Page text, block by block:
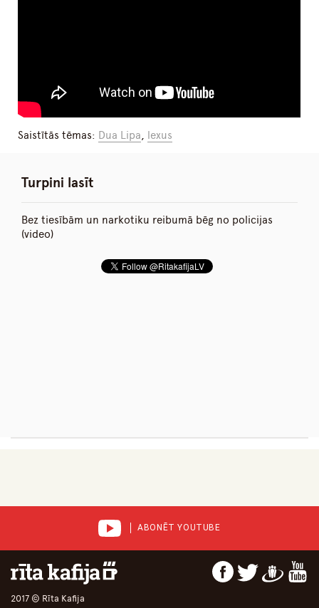
Saistītās tēmas: Dua Lipa, lexus
Turpini lasīt
Bez tiesībām un narkotiku reibumā bēg no policijas
(video)
ABONĒT YOUTUBE
2017 © Rīta Kafija